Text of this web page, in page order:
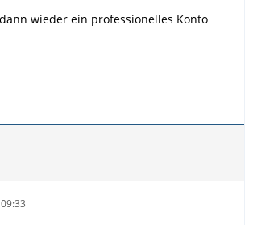
wieder ein professionelles Konto